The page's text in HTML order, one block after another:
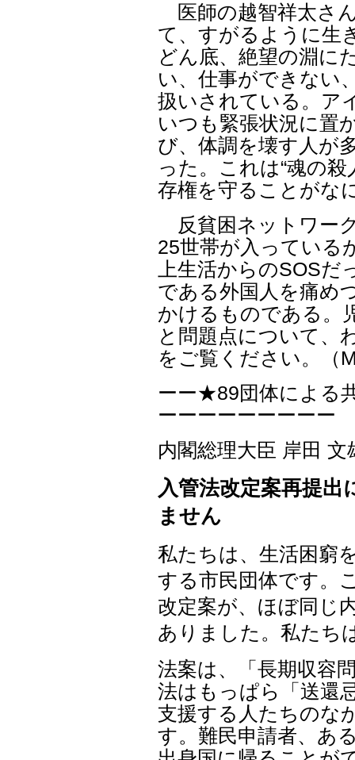
医師の越智祥太さ
て、すがるように生
どん底、絶望の淵に
い、仕事ができない
扱いされている。ア
いつも緊張状況に置
び、体調を壊す人が
った。これは“魂の
存権を守ることがな
反貧困ネットワー
25世帯が入っている
上生活からのSOS
である外国人を痛め
かけるものである。
と問題点について、
をご覧ください。（
ーー★89団体による
ーーーーーーーーー
内閣総理大臣 岸田 文
入管法改定案再提
ません
私たちは、生活困窮
する市民団体です。
改定案が、ほぼ同じ
ありました。私たち
法案は、「長期収容
法はもっぱら「送還
支援する人たちのな
す。難民申請者、あ